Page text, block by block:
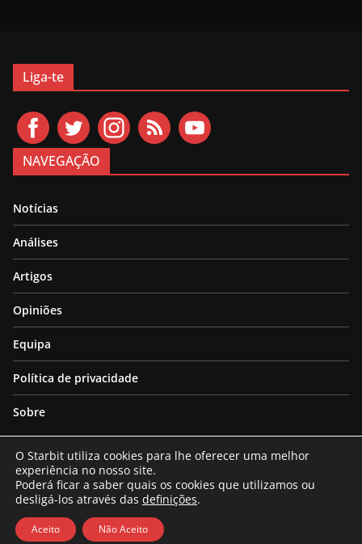
Liga-te
NAVEGAÇÃO
Notícias
Análises
Artigos
Opiniões
Equipa
Política de privacidade
Sobre
Copyright © 2026Starbit. All rights reserved.
Theme:
ColorMagby ThemeGrill. Powered by
O Starbit utiliza cookies para lhe oferecer uma melhor
experiência no nosso site.
Poderá ficar a saber quais os cookies que utilizamos ou
desligá-los através das definições.
Aceito Não Aceito